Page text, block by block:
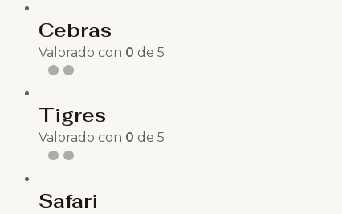
Cebras
Valorado con 0 de 5
Tigres
Valorado con 0 de 5
Safari